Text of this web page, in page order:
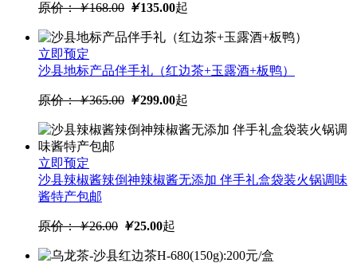
原价：￥168.00 ￥135.00起
立即预定
沙县地标产品伴手礼（红边茶+玉露酒+板鸭）
原价：￥365.00 ￥299.00起
立即预定
沙县辣椒酱辣倒神辣椒酱无添加 伴手礼盒袋装火锅调味
酱特产包邮
原价：￥26.00 ￥25.00起